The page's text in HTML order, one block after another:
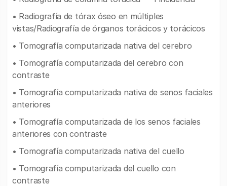
• Radiografía de tórax óseo en múltiples
vistas/Radiografía de órganos torácicos y torácicos
• Tomografía computarizada nativa del cerebro
• Tomografía computarizada del cerebro con
contraste
• Tomografía computarizada nativa de senos faciales
anteriores
• Tomografía computarizada de los senos faciales
anteriores con contraste
• Tomografía computarizada nativa del cuello
• Tomografía computarizada del cuello con
contraste